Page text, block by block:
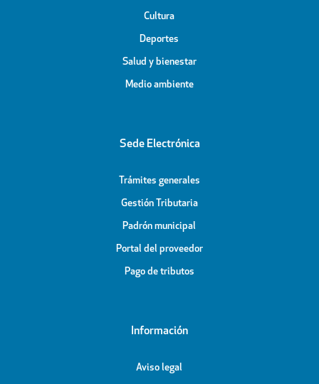
Cultura
Deportes
Salud y bienestar
Medio ambiente
Sede Electrónica
Trámites generales
Gestión Tributaria
Padrón municipal
Portal del proveedor
Pago de tributos
Información
Aviso legal